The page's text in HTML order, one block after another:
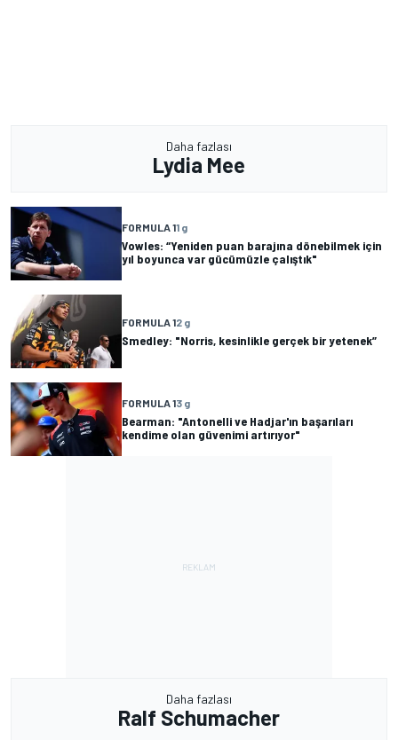
Daha fazlası
Lydia Mee
FORMULA 11 g
Vowles: “Yeniden puan barajına dönebilmek için
yıl boyunca var gücümüzle çalıştık"
FORMULA 12 g
Smedley: "Norris, kesinlikle gerçek bir yetenek”
FORMULA 13 g
Bearman: "Antonelli ve Hadjar'ın başarıları
kendime olan güvenimi artırıyor"
Daha fazlası
Ralf Schumacher